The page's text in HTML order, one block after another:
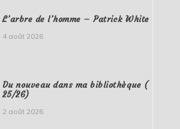
L’arbre de l’homme – Patrick White
4 août 2026
Du nouveau dans ma bibliothèque (
25/26)
2 août 2026